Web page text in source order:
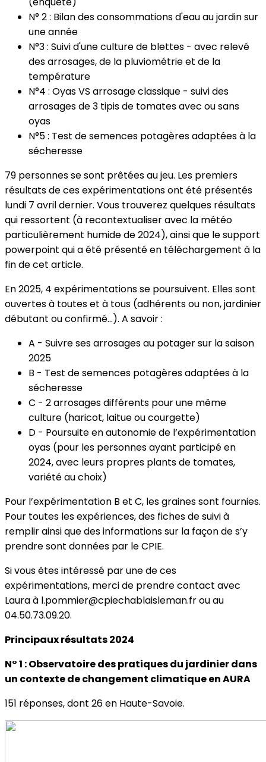
N° 2 : Bilan des consommations d'eau au jardin sur
une année
N°3 : Suivi d'une culture de blettes - avec relevé
des arrosages, de la pluviométrie et de la
température
N°4 : Oyas VS arrosage classique - suivi des
arrosages de 3 tipis de tomates avec ou sans
oyas
N°5 : Test de semences potagères adaptées à la
sécheresse
79 personnes se sont prêtées au jeu. Les premiers
résultats de ces expérimentations ont été présentés
lundi 7 avril dernier. Vous trouverez quelques résultats
qui ressortent (à recontextualiser avec la météo
particulièrement humide de 2024), ainsi que le support
powerpoint qui a été présenté en téléchargement à la
fin de cet article.
En 2025, 4 expérimentations se poursuivent. Elles sont
ouvertes à toutes et à tous (adhérents ou non, jardinier
débutant ou confirmé…). A savoir :
A - Suivre ses arrosages au potager sur la saison
2025
B - Test de semences potagères adaptées à la
sécheresse
C - 2 arrosages différents pour une même
culture (haricot, laitue ou courgette)
D - Poursuite en autonomie de l’expérimentation
oyas (pour les personnes ayant participé en
2024, avec leurs propres plants de tomates,
variété au choix)
Pour l’expérimentation B et C, les graines sont fournies.
Pour toutes les expériences, des fiches de suivi à
remplir ainsi que des informations sur la façon de s’y
prendre sont données par le CPIE.
Si vous êtes intéressé par une de ces
expérimentations, merci de prendre contact avec
Laura à l.pommier@cpiechablaisleman.fr ou au
04.50.73.09.20.
Principaux résultats 2024
N° 1 : Observatoire des pratiques du jardinier dans
un contexte de changement climatique en AURA
151 réponses, dont 26 en Haute-Savoie.